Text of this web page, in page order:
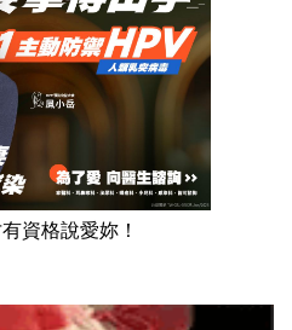
資格說愛妳！